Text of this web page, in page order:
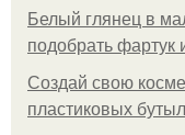
Белый глянец в
подобрать фартук
Создай свою
пластиковых